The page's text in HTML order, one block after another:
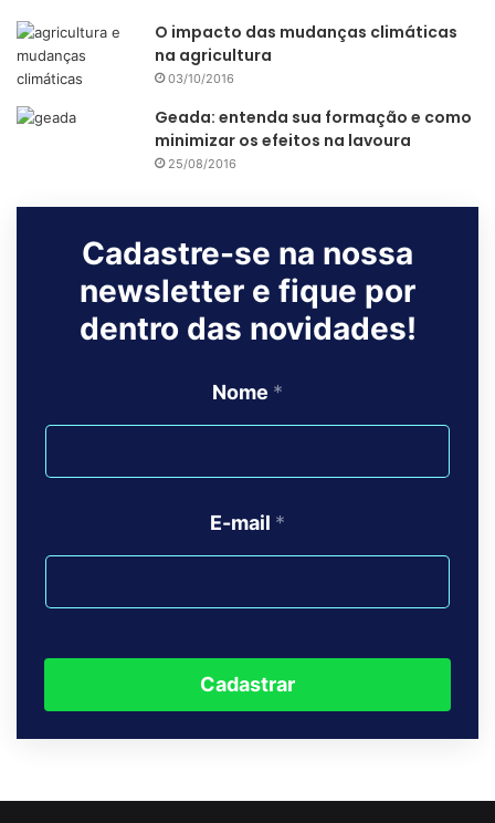
O impacto das mudanças climáticas
na agricultura
03/10/2016
Geada: entenda sua formação e como
minimizar os efeitos na lavoura
25/08/2016
Cadastre-se na nossa
newsletter e fique por
dentro das novidades!
Nome *
E-mail *
Cadastrar